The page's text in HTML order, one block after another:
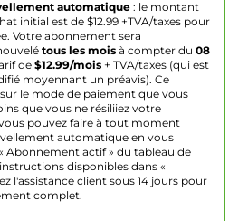
automatique : le montant
initial est de $12.99 +TVA/taxes pour
Votre abonnement sera
tous les mois à compter du 08
de $12.99/mois + TVA/taxes (qui est
moyennant un préavis). Ce
le mode de paiement que vous
que vous ne résiliiez votre
pouvez faire à tout moment
automatique en vous
Abonnement actif » du tableau de
disponibles dans «
l'assistance client sous 14 jours pour
complet.